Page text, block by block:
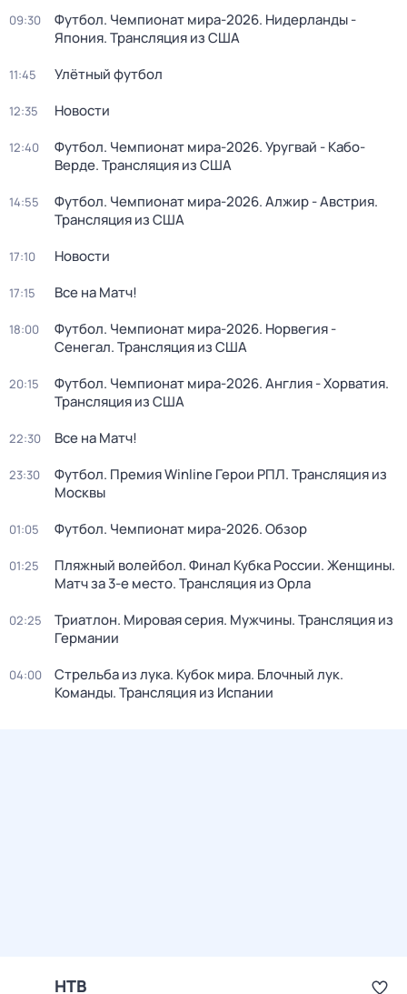
09:30
Футбол. Чемпионат мира-2026. Нидерланды -
Япония. Трансляция из США
11:45 Улётный футбол
12:35 Новости
12:40
Футбол. Чемпионат мира-2026. Уругвай - Кабо-
Верде. Трансляция из США
14:55
Футбол. Чемпионат мира-2026. Алжир - Австрия.
Трансляция из США
17:10 Новости
17:15 Все на Матч!
18:00
Футбол. Чемпионат мира-2026. Норвегия -
Сенегал. Трансляция из США
20:15
Футбол. Чемпионат мира-2026. Англия - Хорватия.
Трансляция из США
22:30 Все на Матч!
23:30
Футбол. Премия Winline Герои РПЛ. Трансляция из
Москвы
01:05 Футбол. Чемпионат мира-2026. Обзор
01:25
Пляжный волейбол. Финал Кубка России. Женщины.
Матч за 3-е место. Трансляция из Орла
02:25
Триатлон. Мировая серия. Мужчины. Трансляция из
Германии
04:00
Стрельба из лука. Кубок мира. Блочный лук.
Команды. Трансляция из Испании
НТВ